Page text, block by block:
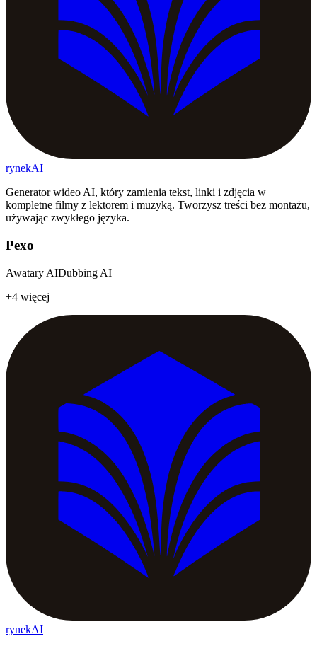
rynekAI
Generator wideo AI, który zamienia tekst, linki i zdjęcia w
kompletne filmy z lektorem i muzyką. Tworzysz treści bez montażu,
używając zwykłego języka.
Pexo
Awatary AIDubbing AI
+4 więcej
rynekAI